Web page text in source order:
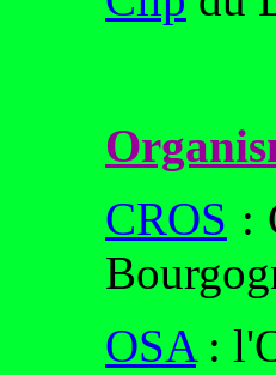
CROS :
OSA: